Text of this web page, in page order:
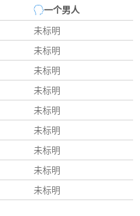
一个男人
未标明
未标明
未标明
未标明
未标明
未标明
未标明
未标明
未标明